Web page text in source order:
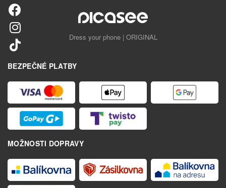
Dress your phone | ORIGINAL
BEZPEČNÉ PLATBY
MOŽNOSTI DOPRAVY